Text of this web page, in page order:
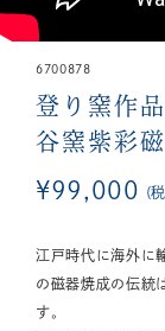
6700878
登り窯作
谷窯紫彩
¥99,000
江戸時代に海外に
の磁器焼成の伝統
す。